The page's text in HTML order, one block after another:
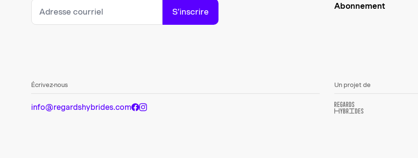
S’inscrire
Abonnement
Écrivez-nous
info@regardshybrides.com
Un projet de